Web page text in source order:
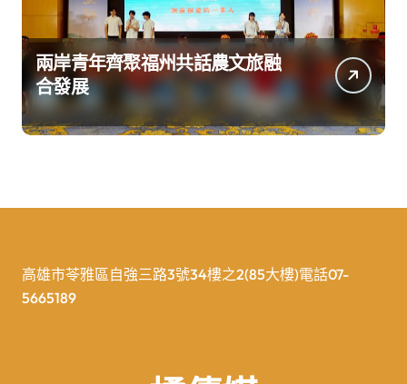
兩岸青年齊聚福州共話農文旅融
合發展
高雄市苓雅區自強三路3號34樓之2(85大樓)電話07-
5665189